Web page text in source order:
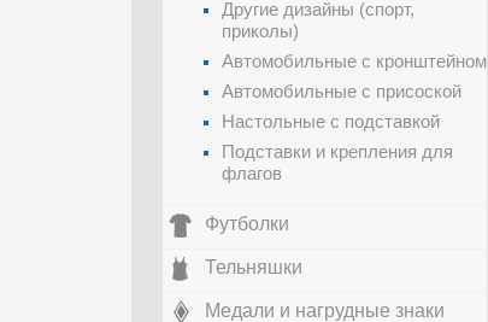
Другие дизайны (спорт,
приколы)
Автомобильные с кронштейном
Автомобильные с присоской
Настольные с подставкой
Подставки и крепления для
флагов
Футболки
Тельняшки
Медали и нагрудные знаки